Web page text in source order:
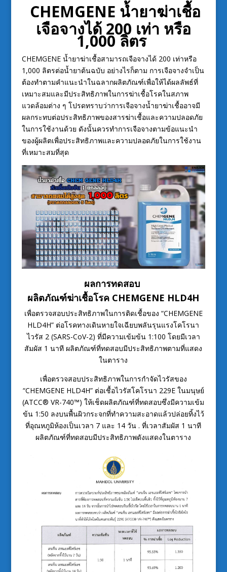
CHEMGENE น้ำยาฆ่าเชื้อ
เจือจางได้ 200 เท่า หรือ
1,000 ลิตร
CHEMGENE น้ำยาฆ่าเชื้อสามารถเจือจางได้ 200 เท่าหรือ
1,000 ลิตรต่อน้ำยาต้นฉบับ อย่างไรก็ตาม การเจือจางจำเป็น
ต้องทำตามคำแนะนำในฉลากผลิตภัณฑ์เพื่อให้ได้ผลลัพธ์ที่
เหมาะสมและมีประสิทธิภาพในการฆ่าเชื้อโรคในสภาพ
แวดล้อมต่าง ๆ โปรดทราบว่าการเจือจางน้ำยาฆ่าเชื้ออาจมี
ผลกระทบต่อประสิทธิภาพของสารฆ่าเชื้อและความปลอดภัย
ในการใช้งานด้วย ดังนั้นควรทำการเจือจางตามข้อแนะนำ
ของผู้ผลิตเพื่อประสิทธิภาพและความปลอดภัยในการใช้งาน
ที่เหมาะสมที่สุด
ผลการทดสอบ
ผลิตภัณฑ์ฆ่าเชื้อโรค CHEMGENE HLD4H
เพื่อตรวจสอบประสิทธิภาพในการติดเชื้อของ “CHEMGENE
HLD4H” ต่อโรคทางเดินหายใจเฉียบพลันรุนแรงโคโรนา
ไวรัส 2 (SARS-CoV-2) ที่มีความเข้มข้น 1:100 โดยมีเวลา
สัมผัส 1 นาที ผลิตภัณฑ์ที่ทดสอบมีประสิทธิภาพตามที่แสดง
ในตาราง
เพื่อตรวจสอบประสิทธิภาพในการกำจัดไวรัสของ
“CHEMGENE HLD4H” ต่อเชื้อไวรัสโคโรนา 229E ในมนุษย์
(ATCC® VR-740™) ให้เช็ดผลิตภัณฑ์ที่ทดสอบซึ่งมีความเข้ม
ข้น 1:50 ลงบนพื้นผิวกระจกที่ทำความสะอาดแล้วปล่อยทิ้งไว้
ที่อุณหภูมิห้องเป็นเวลา 7 และ 14 วัน . ที่เวลาสัมผัส 1 นาที
ผลิตภัณฑ์ที่ทดสอบมีประสิทธิภาพดังแสดงในตาราง